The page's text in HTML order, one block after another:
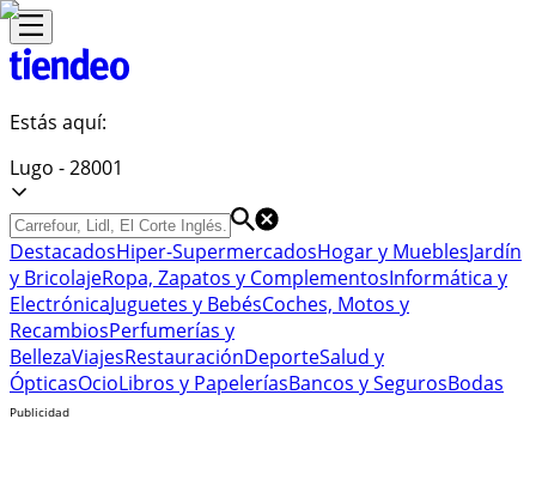
Estás aquí:
Lugo - 28001
DestacadosHiper-SupermercadosHogar y MueblesJardín
y BricolajeRopa, Zapatos y ComplementosInformática y
ElectrónicaJuguetes y BebésCoches, Motos y
RecambiosPerfumerías y
BellezaViajesRestauraciónDeporteSalud y
ÓpticasOcioLibros y PapeleríasBancos y SegurosBodas
Publicidad